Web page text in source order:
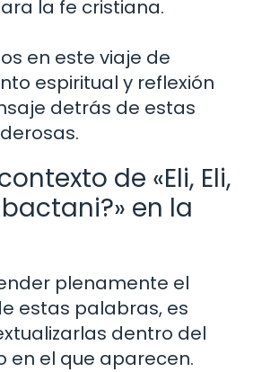
la fe cristiana.
en este viaje de
espiritual y reflexión
detrás de estas
de «Eli, Eli,
en la
plenamente el
estas palabras, es
dentro del
en el que aparecen.